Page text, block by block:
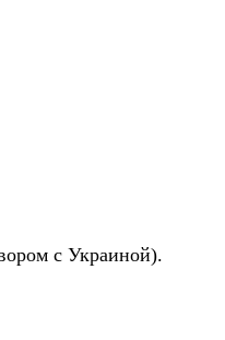
с Украиной).